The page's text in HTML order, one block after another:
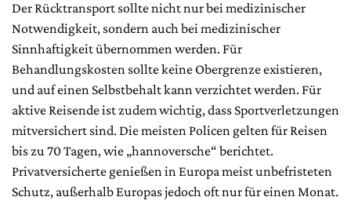
Der Rücktransport sollte nicht nur bei medizinischer
Notwendigkeit, sondern auch bei medizinischer
Sinnhaftigkeit übernommen werden. Für
Behandlungskosten sollte keine Obergrenze existieren,
und auf einen Selbstbehalt kann verzichtet werden. Für
aktive Reisende ist zudem wichtig, dass Sportverletzungen
mitversichert sind. Die meisten Policen gelten für Reisen
bis zu 70 Tagen, wie „hannoversche“ berichtet.
Privatversicherte genießen in Europa meist unbefristeten
Schutz, außerhalb Europas jedoch oft nur für einen Monat.